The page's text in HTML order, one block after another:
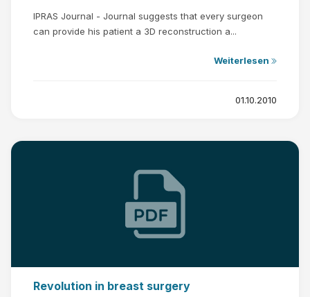
IPRAS Journal - Journal suggests that every surgeon
can provide his patient a 3D reconstruction a...
Weiterlesen
01.10.2010
Revolution in breast surgery